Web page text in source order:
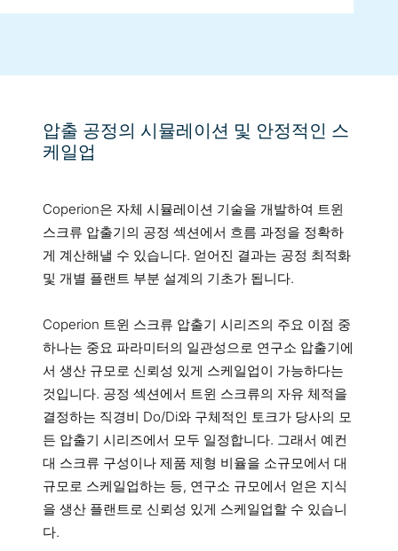
압출 공정의 시뮬레이션 및 안정적인 스
케일업
Coperion은 자체 시뮬레이션 기술을 개발하여 트윈
스크류 압출기의 공정 섹션에서 흐름 과정을 정확하
게 계산해낼 수 있습니다. 얻어진 결과는 공정 최적화
및 개별 플랜트 부분 설계의 기초가 됩니다.
Coperion 트윈 스크류 압출기 시리즈의 주요 이점 중
하나는 중요 파라미터의 일관성으로 연구소 압출기에
서 생산 규모로 신뢰성 있게 스케일업이 가능하다는
것입니다. 공정 섹션에서 트윈 스크류의 자유 체적을
결정하는 직경비 Do/Di와 구체적인 토크가 당사의 모
든 압출기 시리즈에서 모두 일정합니다. 그래서 예컨
대 스크류 구성이나 제품 제형 비율을 소규모에서 대
규모로 스케일업하는 등, 연구소 규모에서 얻은 지식
을 생산 플랜트로 신뢰성 있게 스케일업할 수 있습니
다.